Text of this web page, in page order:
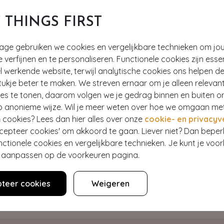
THINGS FIRST
gebruiken we cookies en vergelijkbare technieken om
verfijnen en te personaliseren. Functionele cookies zijn
werkende website, terwijl analytische cookies ons helpen
beter te maken. We streven ernaar om je alleen
te tonen, daarom volgen we je gedrag binnen en buiten
anonieme wijze. Wil je meer weten over hoe we omgaan
Lees dan hier alles over onze cookie- en
cookies' om akkoord te gaan. Liever niet? Dan
cookies en vergelijkbare technieken. Je kunt je
op de voorkeuren pagina.
cookies Weigeren
Hey gorgeous
Lees onze veelgestelde vragen of neem contact op
WE ZIJN NU OPEN
Klantenservice